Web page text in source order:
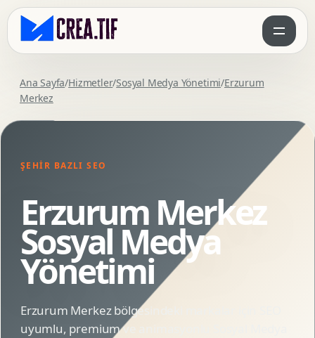
Ana Sayfa/Hizmetler/Sosyal Medya Yönetimi/Erzurum
Merkez
ŞEHIR BAZLI SEO
Erzurum Merkez
Sosyal Medya
Yönetimi
Erzurum Merkez bölgesindeki markalar için SEO
uyumlu, premium ve animasyonlu Sosyal Medya